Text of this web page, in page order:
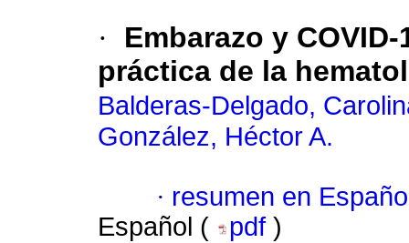
·
Embarazo y
práctica de la
Balderas-Delgado,
González, Héctor A.
· resumen en
Español (
pdf )